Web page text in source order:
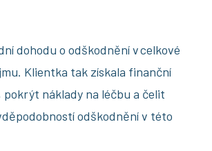
dohodu o odškodnění v celkové
Klientka tak získala finanční
náklady na léčbu a čelit
odškodnění v této